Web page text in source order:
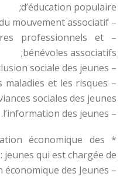
d’éducation populaire;
– la promotion du mouvement associatif ;
professionnels et
bénévoles associatifs;
– la lutte contre l’exclusion sociale des jeunes ;
maladies et les risques
sociales des jeunes ;
– l’information des jeunes.
économique des
jeunes qui est chargée de :
– l’appui à l’insertion économique des Jeunes ;